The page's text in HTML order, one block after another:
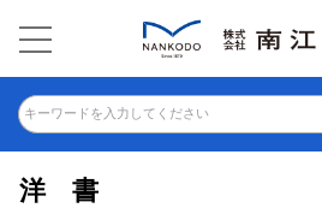
キーワードを入力してください
洋書